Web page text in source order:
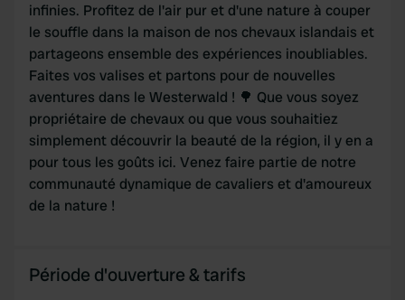
infinies. Profitez de l'air pur et d'une nature à couper
le souffle dans la maison de nos chevaux islandais et
partageons ensemble des expériences inoubliables.
Faites vos valises et partons pour de nouvelles
aventures dans le Westerwald ! 🌳 Que vous soyez
propriétaire de chevaux ou que vous souhaitiez
simplement découvrir la beauté de la région, il y en a
pour tous les goûts ici. Venez faire partie de notre
communauté dynamique de cavaliers et d'amoureux
de la nature !
Période d'ouverture & tarifs